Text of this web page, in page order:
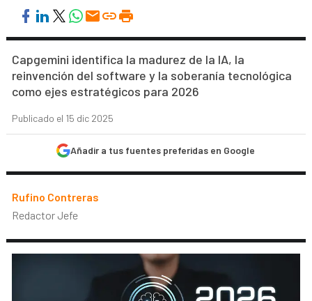
Capgemini identifica la madurez de la IA, la
reinvención del software y la soberanía tecnológica
como ejes estratégicos para 2026
Publicado el 15 dic 2025
Añadir a tus fuentes preferidas en Google
Rufino Contreras
Redactor Jefe